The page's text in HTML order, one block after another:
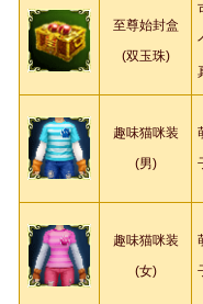
至尊始封盒
(双玉珠)
趣味猫咪装
(男)
趣味猫咪装
(女)